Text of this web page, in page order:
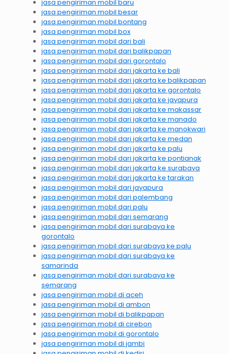
jasa pengiriman mobil baru
jasa pengiriman mobil besar
jasa pengiriman mobil bontang
jasa pengiriman mobil box
jasa pengiriman mobil dari bali
jasa pengiriman mobil dari balikpapan
jasa pengiriman mobil dari gorontalo
jasa pengiriman mobil dari jakarta ke bali
jasa pengiriman mobil dari jakarta ke balikpapan
jasa pengiriman mobil dari jakarta ke gorontalo
jasa pengiriman mobil dari jakarta ke jayapura
jasa pengiriman mobil dari jakarta ke makassar
jasa pengiriman mobil dari jakarta ke manado
jasa pengiriman mobil dari jakarta ke manokwari
jasa pengiriman mobil dari jakarta ke medan
jasa pengiriman mobil dari jakarta ke palu
jasa pengiriman mobil dari jakarta ke pontianak
jasa pengiriman mobil dari jakarta ke surabaya
jasa pengiriman mobil dari jakarta ke tarakan
jasa pengiriman mobil dari jayapura
jasa pengiriman mobil dari palembang
jasa pengiriman mobil dari palu
jasa pengiriman mobil dari semarang
jasa pengiriman mobil dari surabaya ke
gorontalo
jasa pengiriman mobil dari surabaya ke palu
jasa pengiriman mobil dari surabaya ke
samarinda
jasa pengiriman mobil dari surabaya ke
semarang
jasa pengiriman mobil di aceh
jasa pengiriman mobil di ambon
jasa pengiriman mobil di balikpapan
jasa pengiriman mobil di cirebon
jasa pengiriman mobil di gorontalo
jasa pengiriman mobil di jambi